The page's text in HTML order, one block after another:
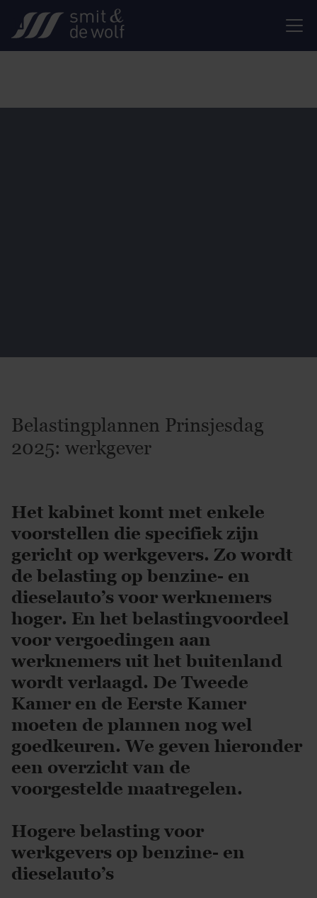
Belastingplannen Prinsjesdag
2025: werkgever
Het kabinet komt met enkele
voorstellen die specifiek zijn
gericht op werkgevers. Zo wordt
de belasting op benzine- en
dieselauto’s voor werknemers
hoger. En het belastingvoordeel
voor vergoedingen aan
werknemers uit het buitenland
wordt verlaagd. De Tweede
Kamer en de Eerste Kamer
moeten de plannen nog wel
goedkeuren. We geven hieronder
een overzicht van de
voorgestelde maatregelen.
Hogere belasting voor
werkgevers op benzine- en
dieselauto’s